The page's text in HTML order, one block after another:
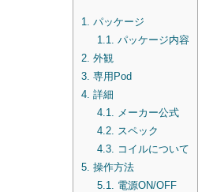
1.
パッケージ
1.1.
パッケージ内容
2. 外観
3. 専用Pod
4. 詳細
4.1.
メーカー公式
4.2.
スペック
4.3.
コイルについて
5. 操作方法
5.1.
電源ON/OFF